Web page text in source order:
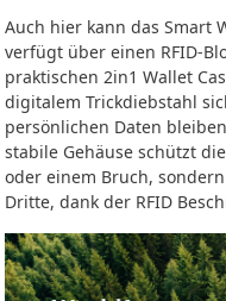
Auch hier kann das Smart
verfügt über einen RFID-
praktischen 2in1 Wallet
digitalem Trickdiebstahl
persönlichen Daten
stabile Gehäuse schützt
oder einem Bruch,
Dritte, dank der RFID